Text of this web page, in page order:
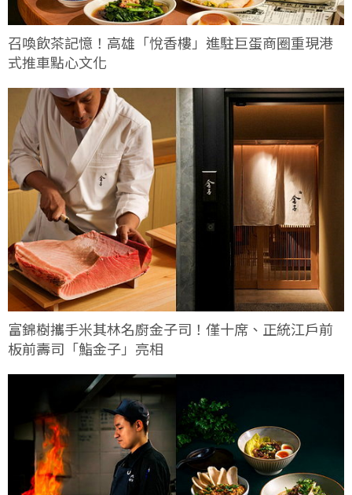
召喚飲茶記憶！高雄「悅香樓」進駐巨蛋商圈重現港
式推車點心文化
富錦樹攜手米其林名廚金子司！僅十席、正統江戶前
板前壽司「鮨金子」亮相